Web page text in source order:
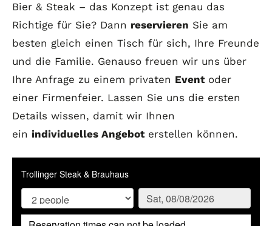
Bier & Steak – das Konzept ist genau das
Richtige für Sie? Dann reservieren Sie am
besten gleich einen Tisch für sich, Ihre Freunde
und die Familie. Genauso freuen wir uns über
Ihre Anfrage zu einem privaten Eventoder
einer Firmenfeier. Lassen Sie uns die ersten
Details wissen, damit wir Ihnen
ein individuelles Angeboterstellen können.